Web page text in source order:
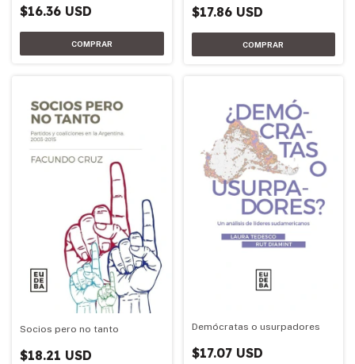
$16.36 USD $17.86 USD
Socios pero no tanto
$18.21 USD
Demócratas o usurpadores
$17.07 USD